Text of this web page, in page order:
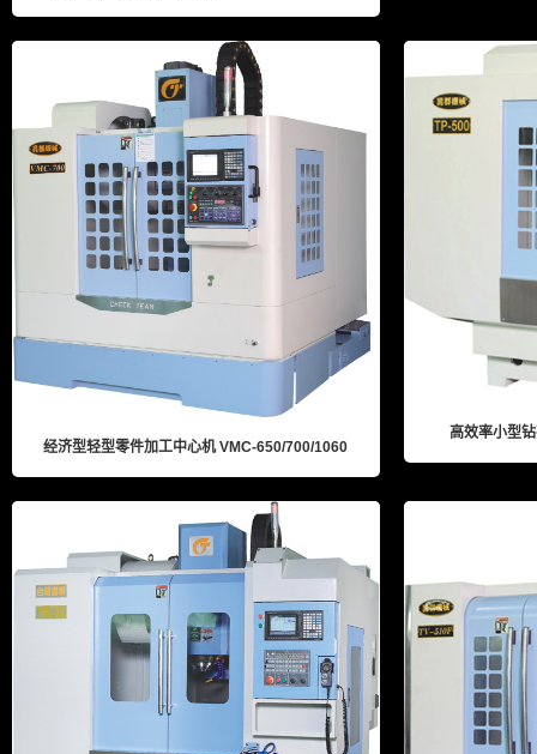
经济型轻型零件加工中心机 VMC-650/700/1060
高效率小型